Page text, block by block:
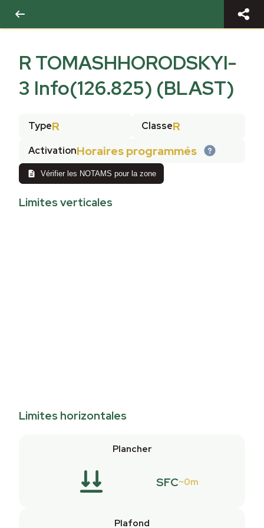
R TOMASHHORODSKYI-
3 Info(126.825) (BLAST)
TypeR ClasseR
ActivationHoraires programmés
Vérifier les NOTAMS pour la zone
Limites verticales
Limites horizontales
Plancher
SFC 0m
Plafond